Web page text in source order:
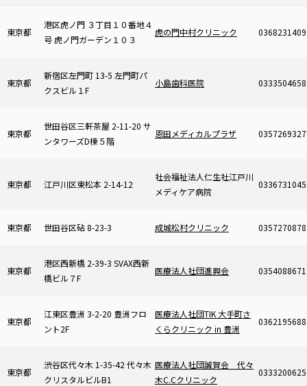
東京都
港区虎ノ門 ３丁目１０番地４
号 虎ノ門ガーデン１０３
虎の門中村クリニック 0368231409
東京都
新宿区左門町 13-5 左門町パ
クスビル１F
小島歯科医院 0333504658
東京都
世田谷区三軒茶屋 2-11-20 サ
ンタワーズD棟５階
恩田メディカルプラザ 0357269327
東京都 江戸川区東松本 2-14-12
社会福祉法人仁生社江戸川
メディケア病院
0336731045
東京都 世田谷区砧 8-23-3 成城松村クリニック 0357270878
東京都
港区西新橋 2-39-3 SVAX西新
橋ビル７F
医療法人社団進興会 0354088671
東京都
江東区豊洲 3-2-20 豊洲フロ
ント2F
医療法人社団TIK 大手町さ
くらクリニック in 豊洲
0362195688
東京都
渋谷区代々木 1-35-42 代々木
クリスタルビルB1
医療法人社団誠賀会 代々
木C.Cクリニック
0333200625